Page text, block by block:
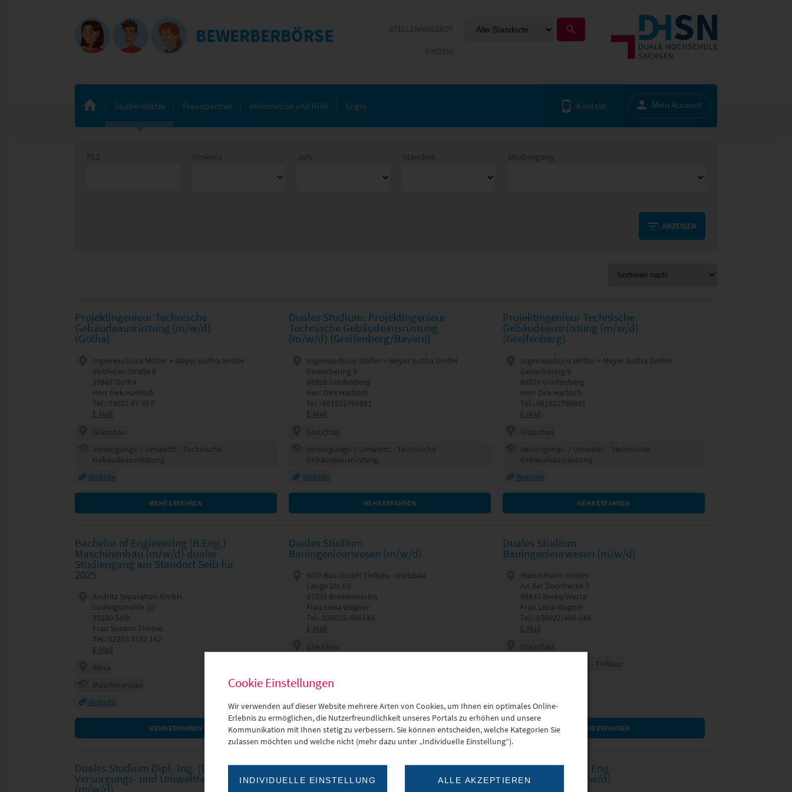
BEWERBERBÖRSE
Studienplätze Praxispartner Information und Hilfe Login Mein Account
Kontakt
PLZ Umkreis Jahr Standort Studiengang
ANZEIGEN
Projektingenieur Technische
Gebäudeausrüstung (m/w/d)
(Gotha)
Ingenieurbüro Möller + Meyer Gotha GmbH
Siebleber Straße 9
99867 Gotha
Herr Dirk Hartisch
Tel.: 03621 87 92 0
E-Mail
Glauchau
Versorgungs- / Umweltt. - Technische
Gebäudeausrüstung
Website
MEHR ERFAHREN
Duales Studium: Projektingenieur
Technische Gebäudeausrüstung
(m/w/d) (Greifenberg/Bayern)
Ingenieurbüro Möller + Meyer Gotha GmbH
Gewerbering 9
86926 Greifenberg
Herr Dirk Hartisch
Tel.: 081922769891
E-Mail
Glauchau
Versorgungs- / Umweltt. - Technische
Gebäudeausrüstung
Website
MEHR ERFAHREN
Projektingenieur Technische
Gebäudeausrüstung (m/w/d)
(Greifenberg)
Ingenieurbüro Möller + Meyer Gotha GmbH
Gewerbering 9
86926 Greifenberg
Herr Dirk Hartisch
Tel.: 081922769891
E-Mail
Glauchau
Versorgungs- / Umweltt. - Technische
Gebäudeausrüstung
Website
MEHR ERFAHREN
Bachelor of Engineering (B.Eng.)
Maschinenbau (m/w/d) dualer
Studiengang am Standort Selb für
2025
Andritz Separation GmbH
Ludwigsmühle 10
95100 Selb
Frau Susann Timme
Tel.: 02203 5752 142
E-Mail
Riesa
Maschinenbau
Website
MEHR ERFAHREN
Duales Studium
Bauingenieurwesen (m/w/d)
NTG Bau GmbH Tiefbau - Gleisbau
Lange Str. 69
37339 Breitenworbis
Frau Lena Wagner
Tel.: 036922-406149
E-Mail
Glauchau
Website
MEHR ERFAHREN
Duales Studium
Bauingenieurwesen (m/w/d)
Hasselmann GmbH
An der Dornhecke 3
99837 Berka/Werra
Frau Lena Wagner
Tel.: 036922/406-149
E-Mail
Glauchau
Bauingenieurwesen - Tiefbau
MEHR ERFAHREN
Duales Studium Dipl.-Ing. (DH)
Versorgungs- und Umwelttechnik
Duales Studium Dipl.-Ing. (DH)
Versorgungs- und Umwelttechnik
Duales Studium B. Eng.
Elektrotechnik (m/w/d)
Cookie Einstellungen
Wir verwenden auf dieser Website mehrere Arten von Cookies, um Ihnen ein optimales Online-
Erlebnis zu ermöglichen, die Nutzerfreundlichkeit unseres Portals zu erhöhen und unsere
Kommunikation mit Ihnen stetig zu verbessern. Sie können entscheiden, welche Kategorien Sie
zulassen möchten und welche nicht (mehr dazu unter „Individuelle Einstellung“).
INDIVIDUELLE EINSTELLUNG ALLE AKZEPTIEREN